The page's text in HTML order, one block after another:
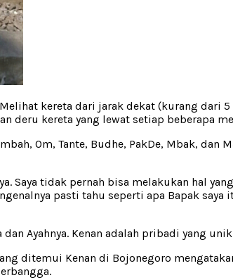
kereta dari jarak dekat (kurang dari 5
deru kereta yang lewat setiap beberapa
Om, Tante, Budhe, PakDe, Mbak, dan
Saya tidak pernah bisa melakukan hal
pasti tahu seperti apa Bapak saya
Ayahnya. Kenan adalah pribadi yang
ditemui Kenan di Bojonegoro